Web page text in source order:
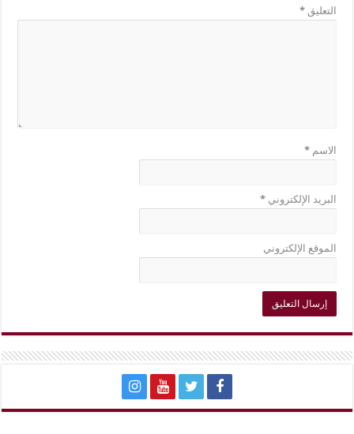
التعليق*
الاسم*
البريد الإلكتروني*
الموقع الإلكتروني